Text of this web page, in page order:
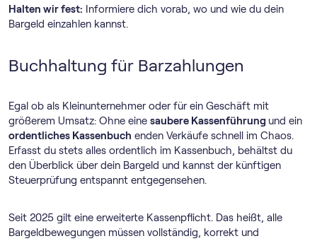
Halten wir fest: Informiere dich vorab, wo und wie du dein
Bargeld einzahlen kannst.
Buchhaltung für Barzahlungen
Egal ob als Kleinunternehmer oder für ein Geschäft mit
größerem Umsatz: Ohne eine saubere Kassenführung und ein
ordentliches Kassenbuch enden Verkäufe schnell im Chaos.
Erfasst du stets alles ordentlich im Kassenbuch, behältst du
den Überblick über dein Bargeld und kannst der künftigen
Steuerprüfung entspannt entgegensehen.
Seit 2025 gilt eine erweiterte Kassenpflicht. Das heißt, alle
Bargeldbewegungen müssen vollständig, korrekt und